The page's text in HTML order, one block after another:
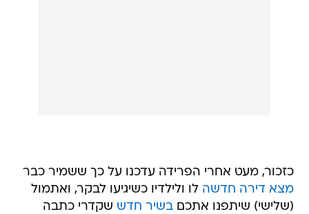
כזכור, מעט אחרי הפרידה עדכנו על כך ששמיר כבר
מצא דירה חדשה לו ולילדיו כשיגיעו לבקר, ואתמול
(שלישי) שיתפנו אתכםבשיר חדש שקדרי כתבה